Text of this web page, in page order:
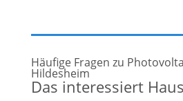
Häufige Fragen zu
Hildesheim
Das interessiert